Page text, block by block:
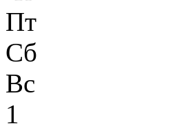
Пт
Сб
Вс
1